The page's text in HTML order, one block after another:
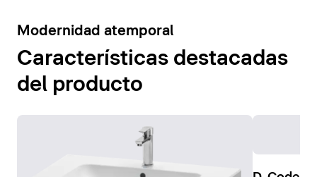
10
Modernidad atemporal
Características destacadas
del producto